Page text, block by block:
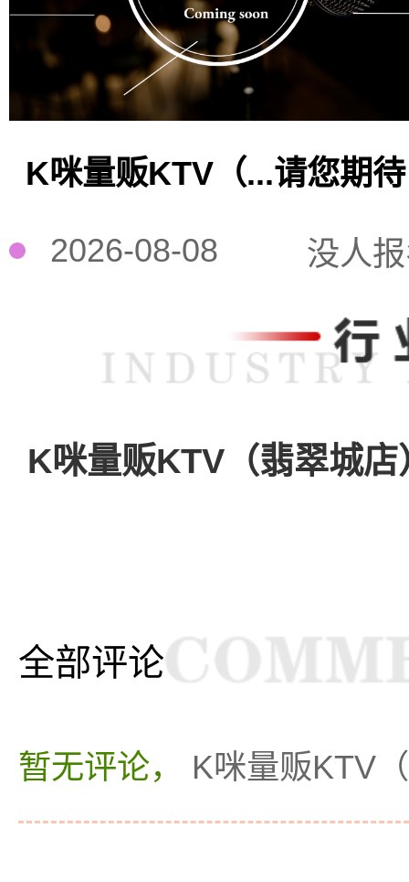
K咪量贩KTV（...请您期
2026-08-08 没人
K咪量贩KTV（翡翠城
全部评论
暂无评论， K咪量贩KTV